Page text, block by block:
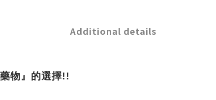
Additional details
物』的選擇!!